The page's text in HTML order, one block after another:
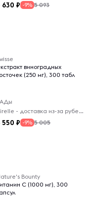
630 -9% 5 093
виноградных
(250 мг), 300 табл
Virelle - доставка из-за рубежа
550 -9% 5 005
Bounty
C (1000 мг), 300